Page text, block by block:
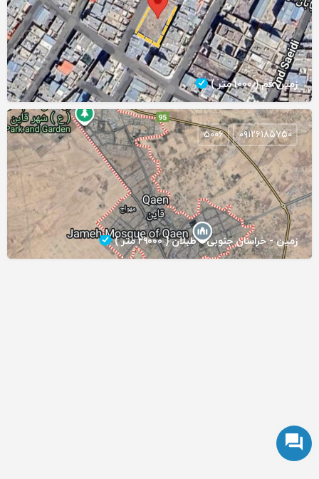
زمین قم ( ۱۰۰۰ متر )
زمین - خراسان جنوبی - طبلان ( ۲۹۰۰۰ متر )
۰۹۱۲۶۱۸۵۷۵۰ 5006